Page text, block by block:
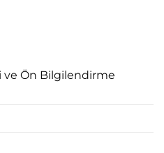
ve Ön Bilgilendirme